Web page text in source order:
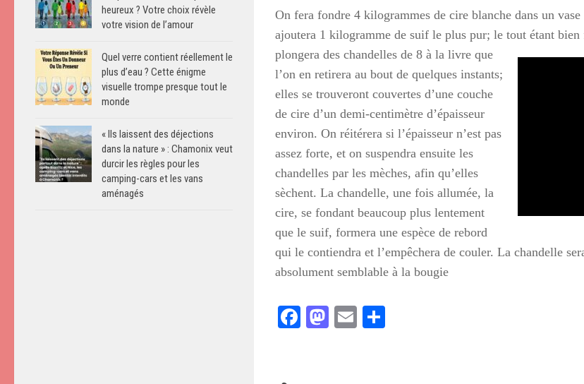
On fera fondre 4 kilogrammes de cire blanche dans un
ajoutera 1 kilogramme de suif le plus pur; le tout étant
plongera des chandelles de 8 à la livre que
l’on en retirera au bout de quelques instants;
elles se trouveront couvertes d’une couche
de cire d’un demi-centimètre d’épaisseur
environ. On réitérera si l’épaisseur n’est pas
assez forte, et on suspendra ensuite les
chandelles par les mèches, afin qu’elles
sèchent. La chandelle, une fois allumée, la
cire, se fondant beaucoup plus lentement
que le suif, formera une espèce de rebord
qui le contiendra et l’empêchera de couler. La chandelle
absolument semblable à la bougie
Facebook
Mastodon
Email
heureux ? Votre choix révèle
votre vision de l’amour
Quel verre contient réellement le
plus d’eau ? Cette énigme
visuelle trompe presque tout le
monde
« Ils laissent des déjections
dans la nature » : Chamonix veut
durcir les règles pour les
camping-cars et les vans
aménagés